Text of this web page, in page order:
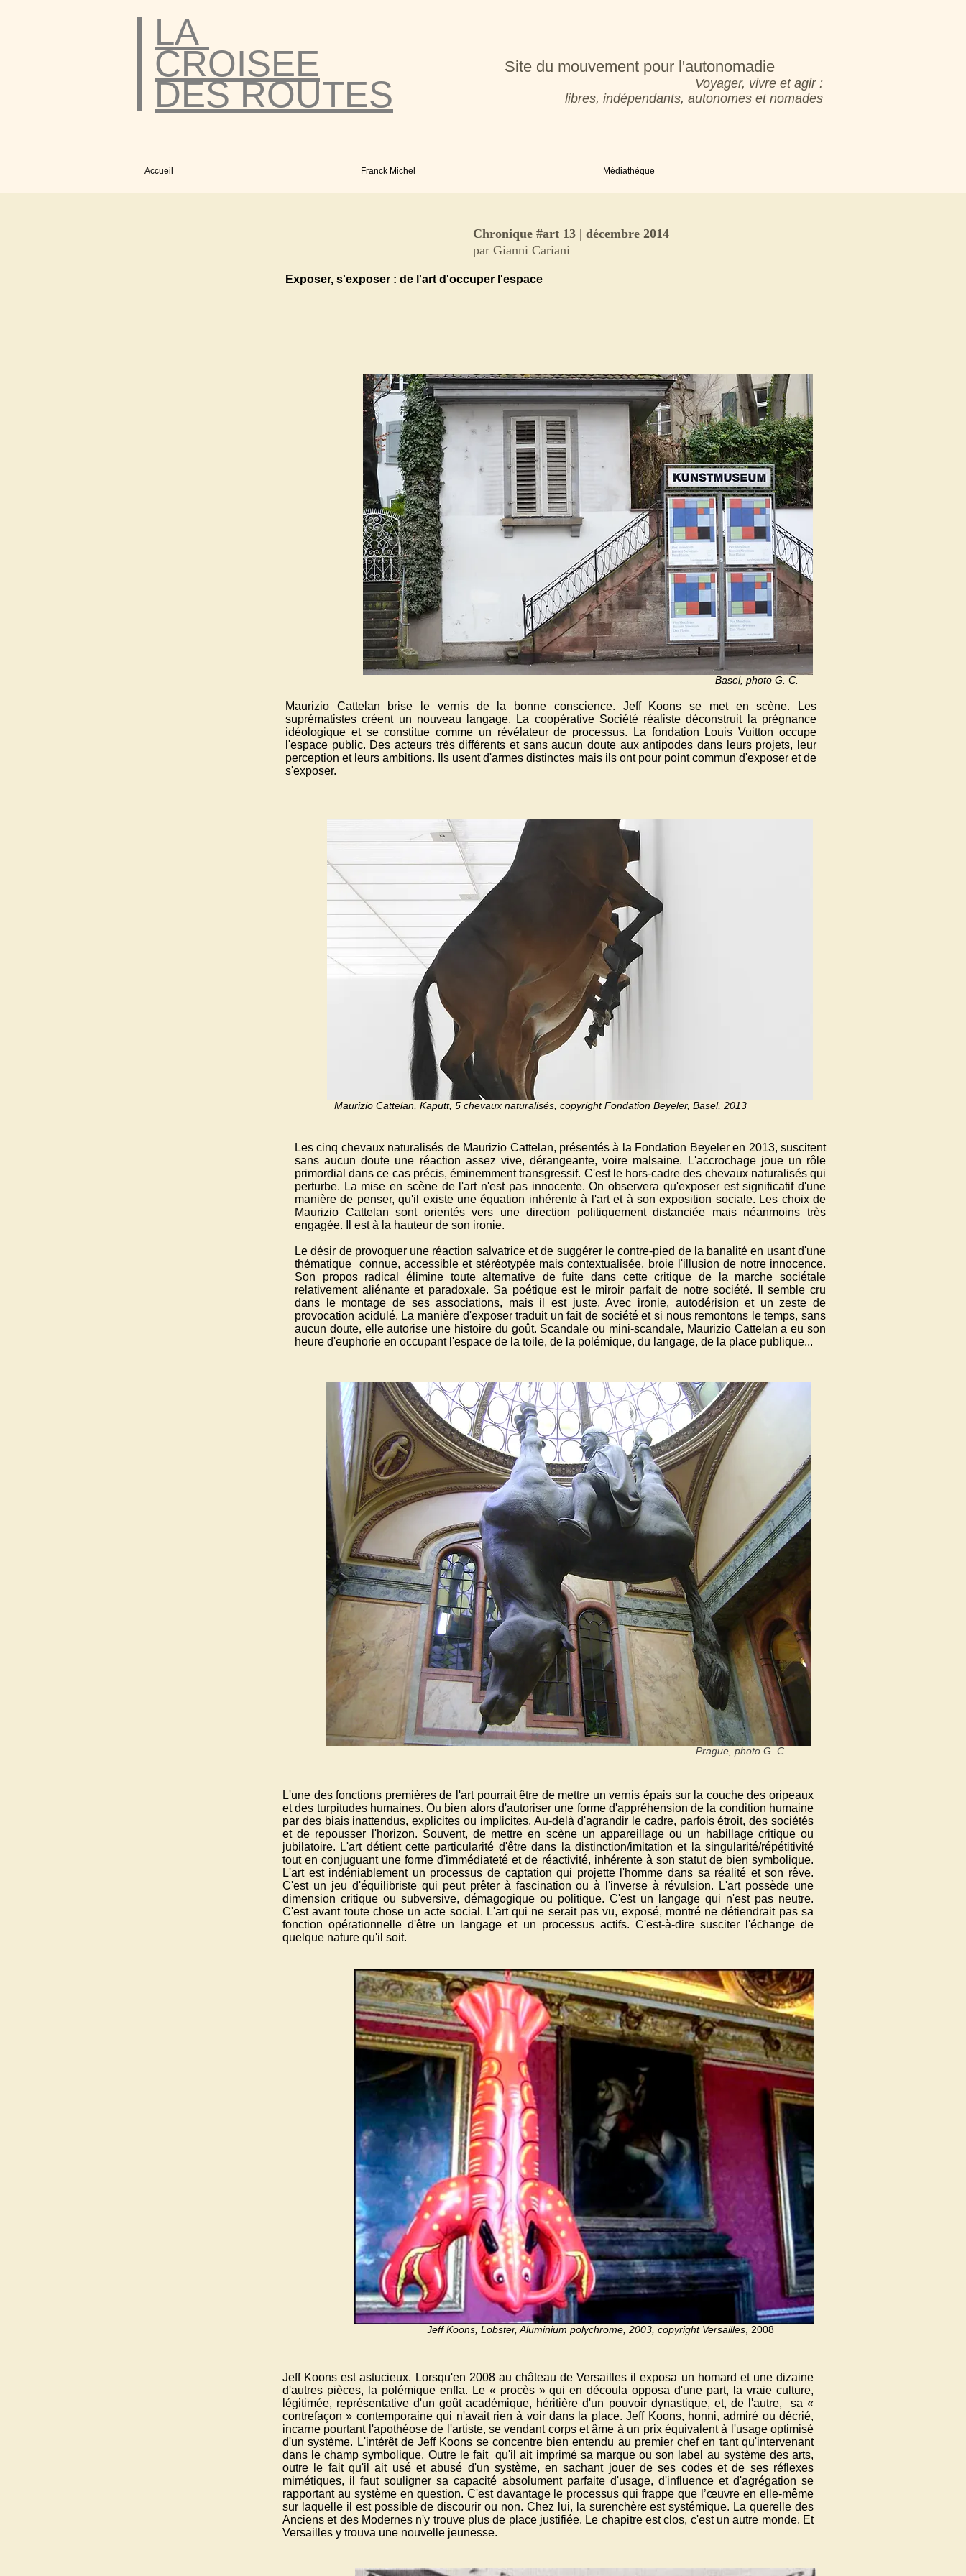
DES ROUTES
CROISEE
LA
Site du mouvement pour l'autonomadie
Voyager, vivre et agir :
libres, indépendants, autonomes et nomades
Accueil Franck Michel Médiathèque
Chronique #art 13 | décembre 2014
par Gianni Cariani
Exposer, s'exposer : de l'art d'occuper l'espace
Basel, photo G. C.
Maurizio Cattelan brise le vernis de la bonne conscience. Jeff Koons se met en scène. Les
suprématistes créent un nouveau langage. La coopérative Société réaliste déconstruit la prégnance
idéologique et se constitue comme un révélateur de processus. La fondation Louis Vuitton occupe
l'espace public. Des acteurs très différents et sans aucun doute aux antipodes dans leurs projets, leur
perception et leurs ambitions. Ils usent d'armes distinctes mais ils ont pour point commun d'exposer et de
s'exposer.
Maurizio Cattelan, Kaputt, 5 chevaux naturalisés, copyrightFondation Beyeler, Basel, 2013
Les cinq chevaux naturalisés de Maurizio Cattelan, présentés à la Fondation Beyeler en 2013, suscitent
sans aucun doute une réaction assez vive, dérangeante, voire malsaine. L'accrochage joue un rôle
primordial dans ce cas précis, éminemment transgressif. C'est le hors-cadre des chevaux naturalisés qui
perturbe. La mise en scène de l'art n'est pas innocente. On observera qu'exposer est significatif d'une
manière de penser, qu'il existe une équation inhérente à l'art et à son exposition sociale. Les choix de
Maurizio Cattelan sont orientés vers une direction politiquement distanciée mais néanmoins très
engagée. Il est à la hauteur de son ironie.
Le désir de provoquer une réaction salvatrice et de suggérer le contre-pied de la banalité en usant d'une
thématique connue, accessible et stéréotypée mais contextualisée, broie l'illusion de notre innocence.
Son propos radical élimine toute alternative de fuite dans cette critique de la marche sociétale
relativement aliénante et paradoxale. Sa poétique est le miroir parfait de notre société. Il semble cru
dans le montage de ses associations, mais il est juste. Avec ironie, autodérision et un zeste de
provocation acidulé. La manière d'exposer traduit un fait de société et si nous remontons le temps, sans
aucun doute, elle autorise une histoire du goût. Scandale ou mini-scandale, Maurizio Cattelan a eu son
heure d'euphorie en occupant l'espace de la toile, de la polémique, du langage, de la place publique...
Prague, photo G. C.
L'une des fonctions premières de l'art pourrait être de mettre un vernis épais sur la couche des oripeaux
et des turpitudes humaines. Ou bien alors d'autoriser une forme d'appréhension de la condition humaine
par des biais inattendus, explicites ou implicites. Au-delà d'agrandir le cadre, parfois étroit, des sociétés
et de repousser l'horizon. Souvent, de mettre en scène un appareillage ou un habillage critique ou
jubilatoire. L'art détient cette particularité d'être dans la distinction/imitation et la singularité/répétitivité
tout en conjuguant une forme d'immédiateté et de réactivité, inhérente à son statut de bien symbolique.
L'art est indéniablement un processus de captation qui projette l'homme dans sa réalité et son rêve.
C'est un jeu d'équilibriste qui peut prêter à fascination ou à l'inverse à révulsion. L'art possède une
dimension critique ou subversive, démagogique ou politique. C'est un langage qui n'est pas neutre.
C'est avant toute chose un acte social. L'art qui ne serait pas vu, exposé, montré ne détiendrait pas sa
fonction opérationnelle d'être un langage et un processus actifs. C'est-à-dire susciter l'échange de
quelque nature qu'il soit.
Jeff Koons, Lobster, Aluminium polychrome, 2003, copyright Versailles , 2008
Jeff Koons est astucieux. Lorsqu'en 2008 au château de Versailles il exposa un homard et une dizaine
d'autres pièces, la polémique enfla. Le « procès » qui en découla opposa d'une part, la vraie culture,
légitimée, représentative d'un goût académique, héritière d'un pouvoir dynastique, et, de l'autre, sa «
contrefaçon » contemporaine qui n'avait rien à voir dans la place. Jeff Koons, honni, admiré ou décrié,
incarne pourtant l'apothéose de l'artiste, se vendant corps et âme à un prix équivalent à l'usage optimisé
d'un système. L'intérêt de Jeff Koons se concentre bien entendu au premier chef en tant qu'intervenant
dans le champ symbolique. Outre le fait qu'il ait imprimé sa marque ou son label au système des arts,
outre le fait qu'il ait usé et abusé d'un système, en sachant jouer de ses codes et de ses réflexes
mimétiques, il faut souligner sa capacité absolument parfaite d'usage, d'influence et d'agrégation se
rapportant au système en question. C'est davantage le processus qui frappe que l’œuvre en elle-même
sur laquelle il est possible de discourir ou non. Chez lui, la surenchère est systémique. La querelle des
Anciens et des Modernes n'y trouve plus de place justifiée. Le chapitre est clos, c'est un autre monde. Et
Versailles y trouva une nouvelle jeunesse.